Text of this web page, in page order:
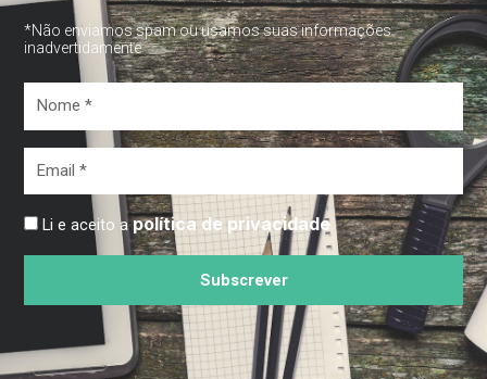
*Não enviamos spam ou usamos suas informações
inadvertidamente
Li e aceito apolítica de privacidade
Subscrever